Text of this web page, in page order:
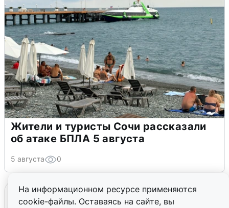
На информационном ресурсе применяются
cookie-файлы. Оставаясь на сайте, вы
Жители и туристы Сочи рассказали
об атаке БПЛА 5 августа
5 августа 0